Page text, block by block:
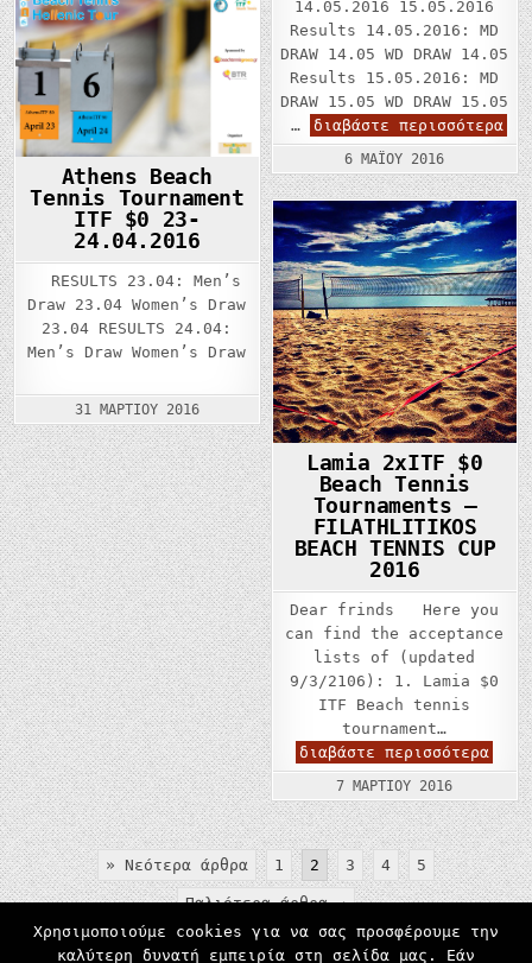
$2.500
05
JUNE
14.05.2016 15.05.2016
Results 14.05.2016: MD
DRAW 14.05 WD DRAW 14.05
Results 15.05.2016: MD
DRAW 15.05 WD DRAW 15.05
…
διαβάστε περισσότερα
$0
14-
6 ΜΑΪ́ΟΥ 2016
Athens Beach
Tennis Tournament
ITF $0 23-
24.04.2016
RESULTS 23.04: Men’s
Draw 23.04 Women’s Draw
23.04 RESULTS 24.04:
Men’s Draw Women’s Draw
31 ΜΑΡΤΊΟΥ 2016
Lamia 2xITF $0
Beach Tennis
Tournaments –
FILATHLITIKOS
BEACH TENNIS CUP
2016
Dear frinds Here you
can find the acceptance
lists of (updated
9/3/2106): 1. Lamia $0
ITF Beach tennis
tournament…
διαβάστε περισσότερα
–
CUP
7 ΜΑΡΤΊΟΥ 2016
Σελιδοποίηση
άρθρων
» Νεότερα άρθρα 1 2 3 4 5
Παλιότερα άρθρα →
Χρησιμοποιούμε cookies για να σας προσφέρουμε την
καλύτερη δυνατή εμπειρία στη σελίδα μας. Εάν